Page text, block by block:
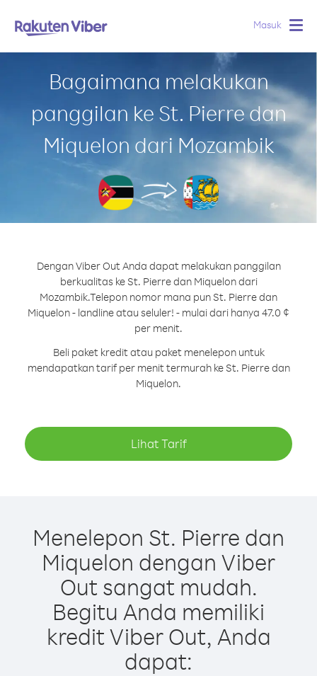
Masuk
Bagaimana melakukan
panggilan ke St. Pierre dan
Miquelon dari Mozambik
Dengan Viber Out Anda dapat melakukan panggilan
berkualitas ke St. Pierre dan Miquelon dari
Mozambik.Telepon nomor mana pun St. Pierre dan
Miquelon - landline atau seluler! - mulai dari hanya 47.0 ¢
per menit.
Beli paket kredit atau paket menelepon untuk
mendapatkan tarif per menit termurah ke St. Pierre dan
Miquelon.
Lihat Tarif
Menelepon St. Pierre dan
Miquelon dengan Viber
Out sangat mudah.
Begitu Anda memiliki
kredit Viber Out, Anda
dapat: